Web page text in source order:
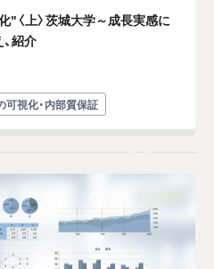
"〈上〉茨城大学～成長実感に
紹介
可視化・内部質保証